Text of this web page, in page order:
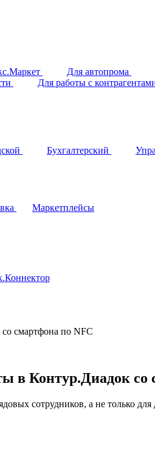
Для автопрома
Для работы с
Бухгалтерский
Маркетплейсы
смартфона по NFC
в Контур.Диадок со
сотрудников, а не только